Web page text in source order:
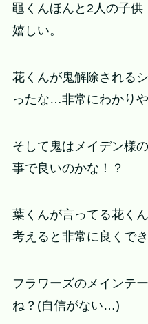
黽くんほんと2人の子供
嬉しい。
花くんが鬼解除される
ったな…非常にわかり
そして鬼はメイデン様
事で良いのかな！？
葉くんが言ってる花く
考えると非常に良くで
フラワーズのメインテ
ね？(自信がない…)